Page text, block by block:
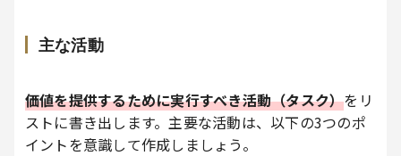
主な活動
価値を提供するために実行すべき活動（タスク）をリ
ストに書き出します。主要な活動は、以下の3つのポ
イントを意識して作成しましょう。